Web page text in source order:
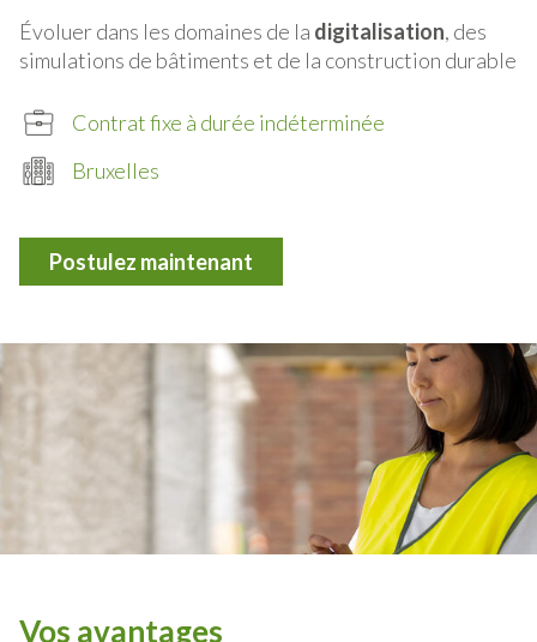
Évoluer dans les domaines de la digitalisation, des
simulations de bâtiments et de la construction durable
Contrat fixe à durée indéterminée
Bruxelles
Postulez maintenant
Vos avantages